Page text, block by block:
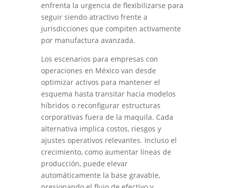
enfrenta la urgencia de flexibilizarse para
seguir siendo atractivo frente a
jurisdicciones que compiten activamente
por manufactura avanzada.
Los escenarios para empresas con
operaciones en México van desde
optimizar activos para mantener el
esquema hasta transitar hacia modelos
híbridos o reconfigurar estructuras
corporativas fuera de la maquila. Cada
alternativa implica costos, riesgos y
ajustes operativos relevantes. Incluso el
crecimiento, como aumentar líneas de
producción, puede elevar
automáticamente la base gravable,